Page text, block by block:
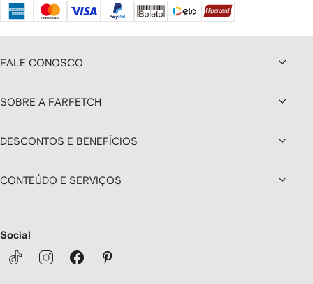
FALE CONOSCO
SOBRE A FARFETCH
DESCONTOS E BENEFÍCIOS
CONTEÚDO E SERVIÇOS
Social